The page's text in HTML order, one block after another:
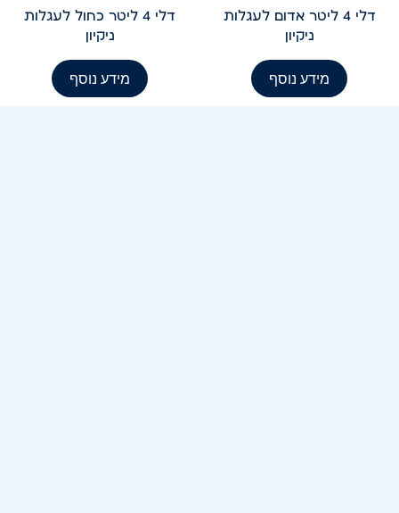
דלי 4 ליטר אדום לעגלות
ניקיון
מידע נוסף
דלי 4 ליטר כחול לעגלות
ניקיון
מידע נוסף